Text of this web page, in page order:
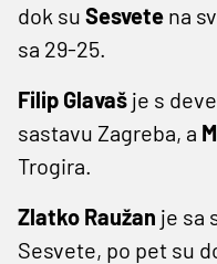
dok su Sesvete na
sa 29-25.
Filip Glavaš je s
sastavu Zagreba, a
Trogira.
Zlatko Raužan je sa
Sesvete, po pet su